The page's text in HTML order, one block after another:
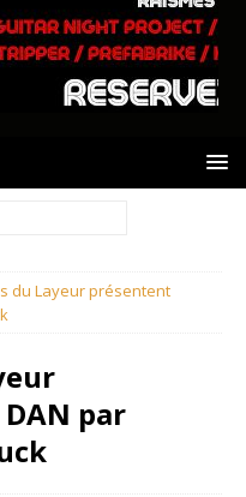
du Layeur présentent
DAN par